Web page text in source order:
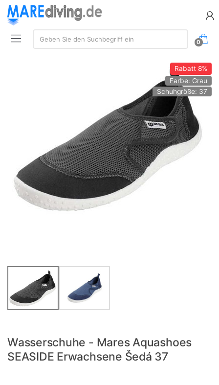
Suche:
Geben Sie den Suchbegriff ein
0
Rabatt8%
Farbe: Grau
Schuhgröße: 37
Wasserschuhe - Mares Aquashoes
SEASIDE Erwachsene Šedá 37